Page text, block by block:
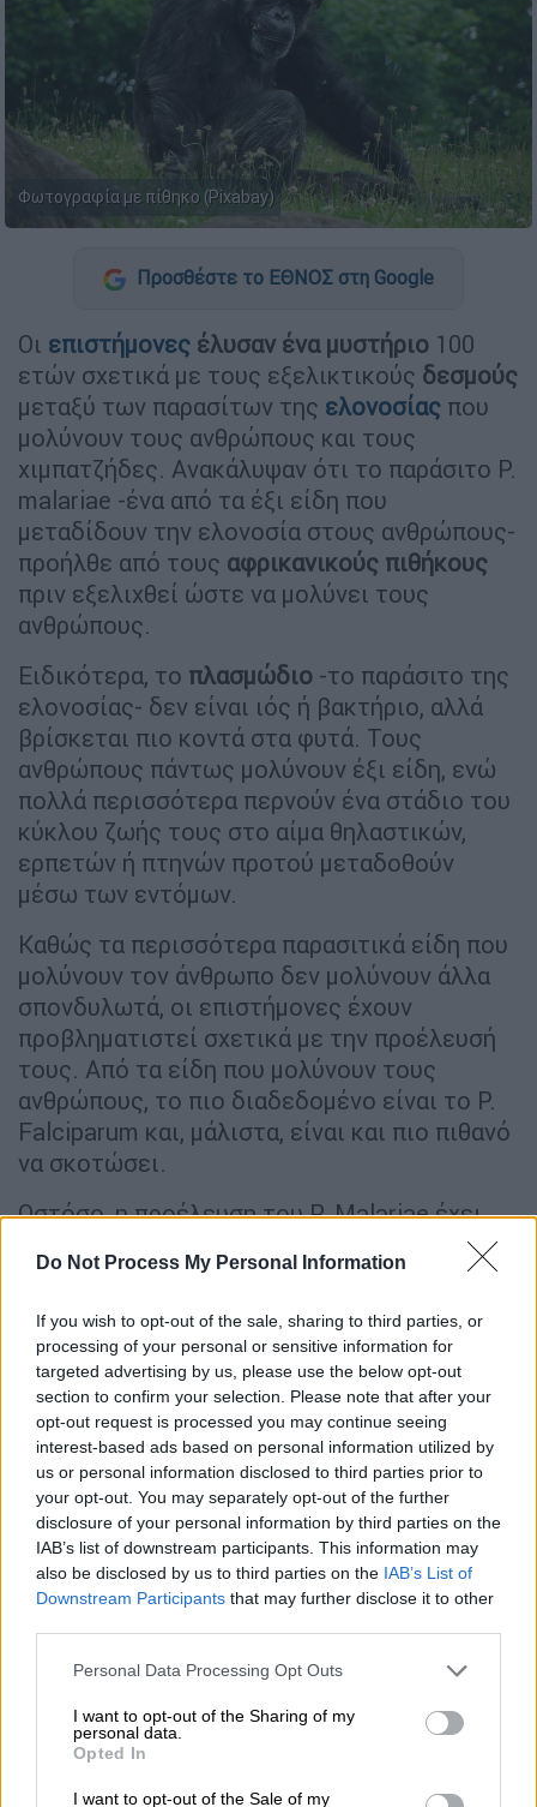
Do Not Process My Personal Information
If you wish to opt-out of the sale, sharing to third parties, or
processing of your personal or sensitive information for
targeted advertising by us, please use the below opt-out
section to confirm your selection. Please note that after your
opt-out request is processed you may continue seeing
interest-based ads based on personal information utilized by
us or personal information disclosed to third parties prior to
your opt-out. You may separately opt-out of the further
disclosure of your personal information by third parties on the
IAB’s list of downstream participants. This information may
also be disclosed by us to third parties on the IAB’s List of
Downstream Participants that may further disclose it to other
Please note that this website/app uses one or more Google
not limited to your visit or usage behaviour. You may click to
grant or deny consent to Google and its third-party tags to
use your data for below specified purposes in below Google
consent section.
Personal Data Processing Opt Outs
I want to opt-out of the Sharing of my
personal data.
Opted In
I want to opt-out of the Sale of my
Φωτογραφία με πίθηκο (Pixabay)
Προσθέστε το ΕΘΝΟΣ στη Google
Οι επιστήμονες έλυσαν ένα μυστήριο 100
ετών σχετικά με τους εξελικτικούς δεσμούς
μεταξύ των παρασίτων της ελονοσίας που
μολύνουν τους ανθρώπους και τους
χιμπατζήδες. Ανακάλυψαν ότι το παράσιτο P.
malariae -ένα από τα έξι είδη που
μεταδίδουν την ελονοσία στους ανθρώπους-
προήλθε από τους αφρικανικούς πιθήκους
πριν εξελιχθεί ώστε να μολύνει τους
ανθρώπους.
Ειδικότερα, το πλασμώδιο -το παράσιτο της
ελονοσίας- δεν είναι ιός ή βακτήριο, αλλά
βρίσκεται πιο κοντά στα φυτά. Τους
ανθρώπους πάντως μολύνουν έξι είδη, ενώ
πολλά περισσότερα περνούν ένα στάδιο του
κύκλου ζωής τους στο αίμα θηλαστικών,
ερπετών ή πτηνών προτού μεταδοθούν
μέσω των εντόμων.
Καθώς τα περισσότερα παρασιτικά είδη που
μολύνουν τον άνθρωπο δεν μολύνουν άλλα
σπονδυλωτά, οι επιστήμονες έχουν
προβληματιστεί σχετικά με την προέλευσή
τους. Από τα είδη που μολύνουν τους
ανθρώπους, το πιο διαδεδομένο είναι το P.
Falciparum και, μάλιστα, είναι και πιο πιθανό
να σκοτώσει.
Ωστόσο, η προέλευση του P. Μalariae έχει
αποδειχθεί πιο ενδιαφέρουσα. Τώρα, μετά
από 100 χρόνια ερευνών και αποριών, μια
υποστηρίζει ότι έχει επιτέλους απάντηση.
Σημειώνεται πως τη δεκαετία του 1920,
εντοπίστηκαν παράσιτα στο αίμα των
χιμπατζήδων που έμοιαζαν με το P. Μalariae.
Έτσι, προέκυψε το ερώτημα αν αυτό σήμαινε
πως το ίδιο παράσιτο μόλυνε ανθρώπους και
χιμπατζήδες. Άλλωστε, είναι γνωστό πως
το P. Knowlesi το κάνει αυτό.
Έπειτα, το ζήτημα έγινε πιο περίπλοκο λόγω
της ανακάλυψης του P. Βrasilianum, μιας
φαινομενικά παρόμοιας μορφής ελονοσίας
που μολύνει τους πιθήκους της Αμερικής.
Για τους παραπάνω λόγους, ο Δρ. Lindsey